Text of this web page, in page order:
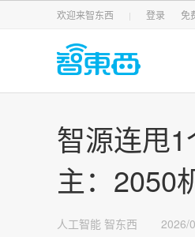
欢迎来智东西 登录 免
智东西
智源连甩
主：2050
人工智能 智东西 2026/